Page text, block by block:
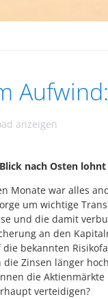
anzeigen
nach Osten lohnt
Monate war alles
um wichtige
und die damit
an den
bekannten
Zinsen länger
die Aktienmärkte
verteidigen?